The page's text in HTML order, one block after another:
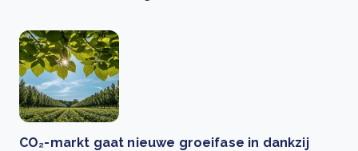
CO₂-markt gaat nieuwe groeifase in dankzij